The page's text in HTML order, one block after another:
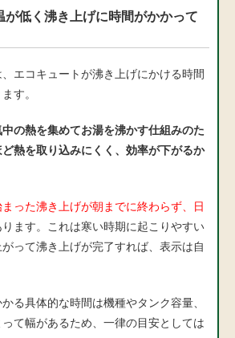
が低く沸き上げに時間がかかって
エコキュートが沸き上げにかける時間
す。
の熱を集めてお湯を沸かす仕組みのた
熱を取り込みにくく、効率が下がるか
った沸き上げが朝までに終わらず、日
ります。これは寒い時期に起こりやすい
って沸き上げが完了すれば、表示は自
る具体的な時間は機種やタンク容量、
て幅があるため、一律の目安としては